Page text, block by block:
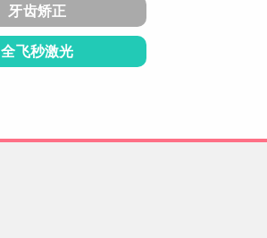
牙齿矫正
全飞秒激光